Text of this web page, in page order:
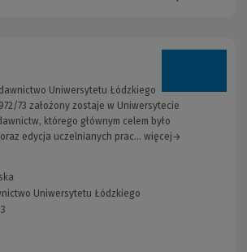
Uniwersytetu Łódzkiego
73 założony zostaje w Uniwersytecie
którego głównym celem było
edycja uczelnianych prac... więcej→
Uniwersytetu Łódzkiego